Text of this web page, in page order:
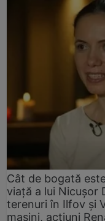
Cât de bogată
viață a lui Nicușor
terenuri în Ilfov și
mașini, acțiuni